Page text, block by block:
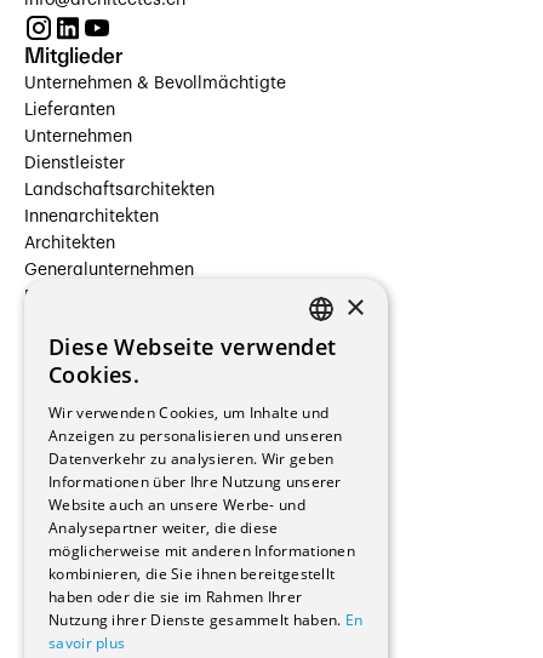
Mitglieder
Unternehmen & Bevollmächtigte
Lieferanten
Unternehmen
Dienstleister
Landschaftsarchitekten
Innenarchitekten
Architekten
Generalunternehmen
Beauftragte Unternehmen
Hersteller/Lieferanten
Bauherrschaften
Immobilienverwaltungsgesellschaften
Stockwerkeigentum
Reportagen
Wohnungen
Renovierungen
Innere Umbauten
Gastgewerbe und Tourismus
Verwaltungsgebäude und Geschäfte
Schuleinrichtungen
Medizinische Einrichtungen
FRENCH
×
Diese Webseite verwendet
Cookies.
Wir verwenden Cookies, um Inhalte und
Anzeigen zu personalisieren und unseren
Datenverkehr zu analysieren. Wir geben
Informationen über Ihre Nutzung unserer
Website auch an unsere Werbe- und
Analysepartner weiter, die diese
möglicherweise mit anderen Informationen
kombinieren, die Sie ihnen bereitgestellt
haben oder die sie im Rahmen Ihrer
Nutzung ihrer Dienste gesammelt haben. En
savoir plus